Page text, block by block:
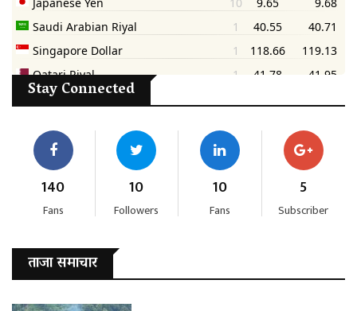
Stay Connected
140
Fans
10
Followers
10
Fans
5
Subscriber
ताजा समाचार